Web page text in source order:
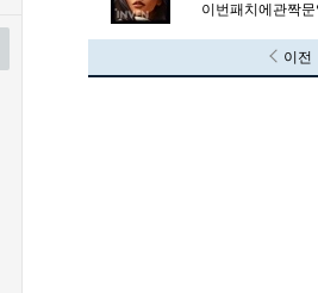
이번패치에관짝
이전